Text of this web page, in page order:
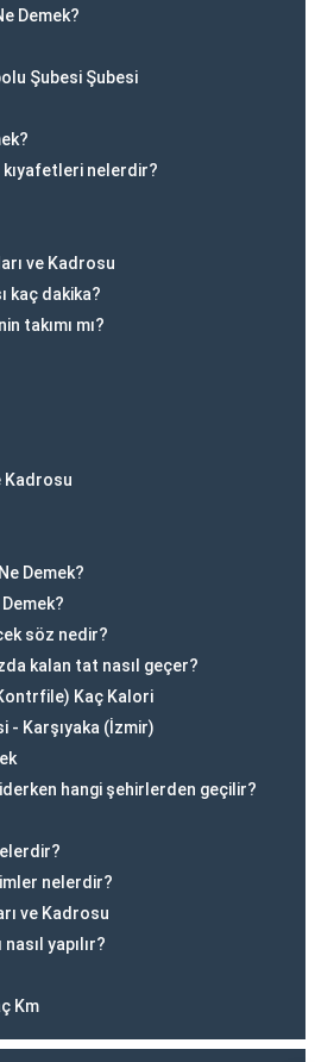
Demek?
Şubesi Şubesi
kıyafetleri nelerdir?
ve Kadrosu
kaç dakika?
takımı mı?
Kadrosu
Demek?
söz nedir?
kalan tat nasıl geçer?
Kaç Kalori
- Karşıyaka (İzmir)
hangi şehirlerden geçilir?
nelerdir?
ve Kadrosu
yapılır?
Km